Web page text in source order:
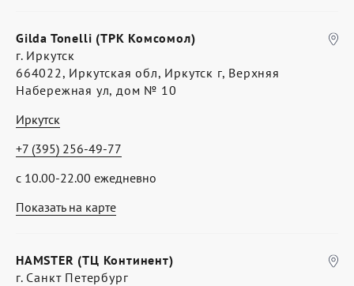
Показать на карте
Gilda Tonelli (ТРК Комсомол)
г. Иркутск
664022, Иркутская обл, Иркутск г, Верхняя
Набережная ул, дом № 10
Иркутск
с 10.00-22.00 ежедневно
+7 (395) 256-49-77
HAMSTER (ТЦ Континент)
г. Санкт Петербург